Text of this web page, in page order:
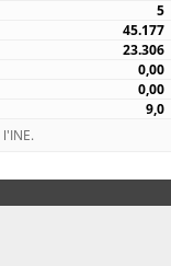
5
45.177
23.306
0,00
0,00
9,0